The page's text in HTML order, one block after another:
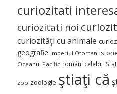
curiozitati
curiozitati noi
curiozităţi cu animale
geografie Imperiul Otoman
Oceanul Pacific români celebri
zoo zoologie ştiaţi că